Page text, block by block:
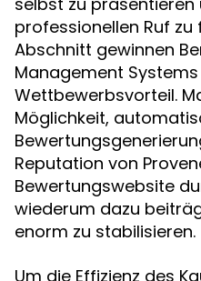
professionellen Ruf zu
Abschnitt gewinnen
Management
Wettbewerbsvorteil.
Möglichkeit,
Reputation von
Bewertungswebsite
wiederum dazu
enorm zu stabilisieren.
Um die Effizienz des